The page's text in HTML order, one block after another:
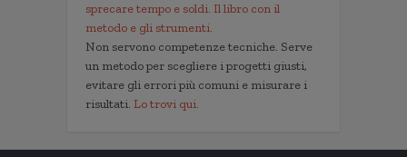
sprecare tempo e soldi. Il libro con il
metodo e gli strumenti.
Non servono competenze tecniche. Serve
un metodo per scegliere i progetti giusti,
evitare gli errori più comuni e misurare i
risultati. Lo trovi qui.